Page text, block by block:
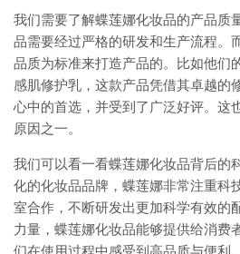
我们需要了解蝶莲娜化妆品的产品质
品需要经过严格的研发和生产流程。
品质为标准来打造产品的。比如他们
感肌修护乳，这款产品凭借其卓越的
心中的首选，并受到了广泛好评。这
原因之一。
我们可以看一看蝶莲娜化妆品背后的
化的化妆品品牌，蝶莲娜非常注重科
室合作，不断研发出更加科学有效的
力量，蝶莲娜化妆品能够提供给消费